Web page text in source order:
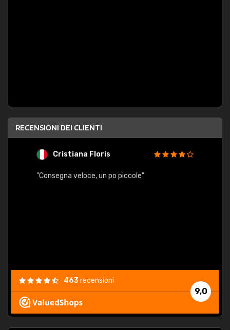
RECENSIONI DEI CLIENTI
Cristiana Floris
"Consegna veloce, un po piccole"
9,0
463recensioni